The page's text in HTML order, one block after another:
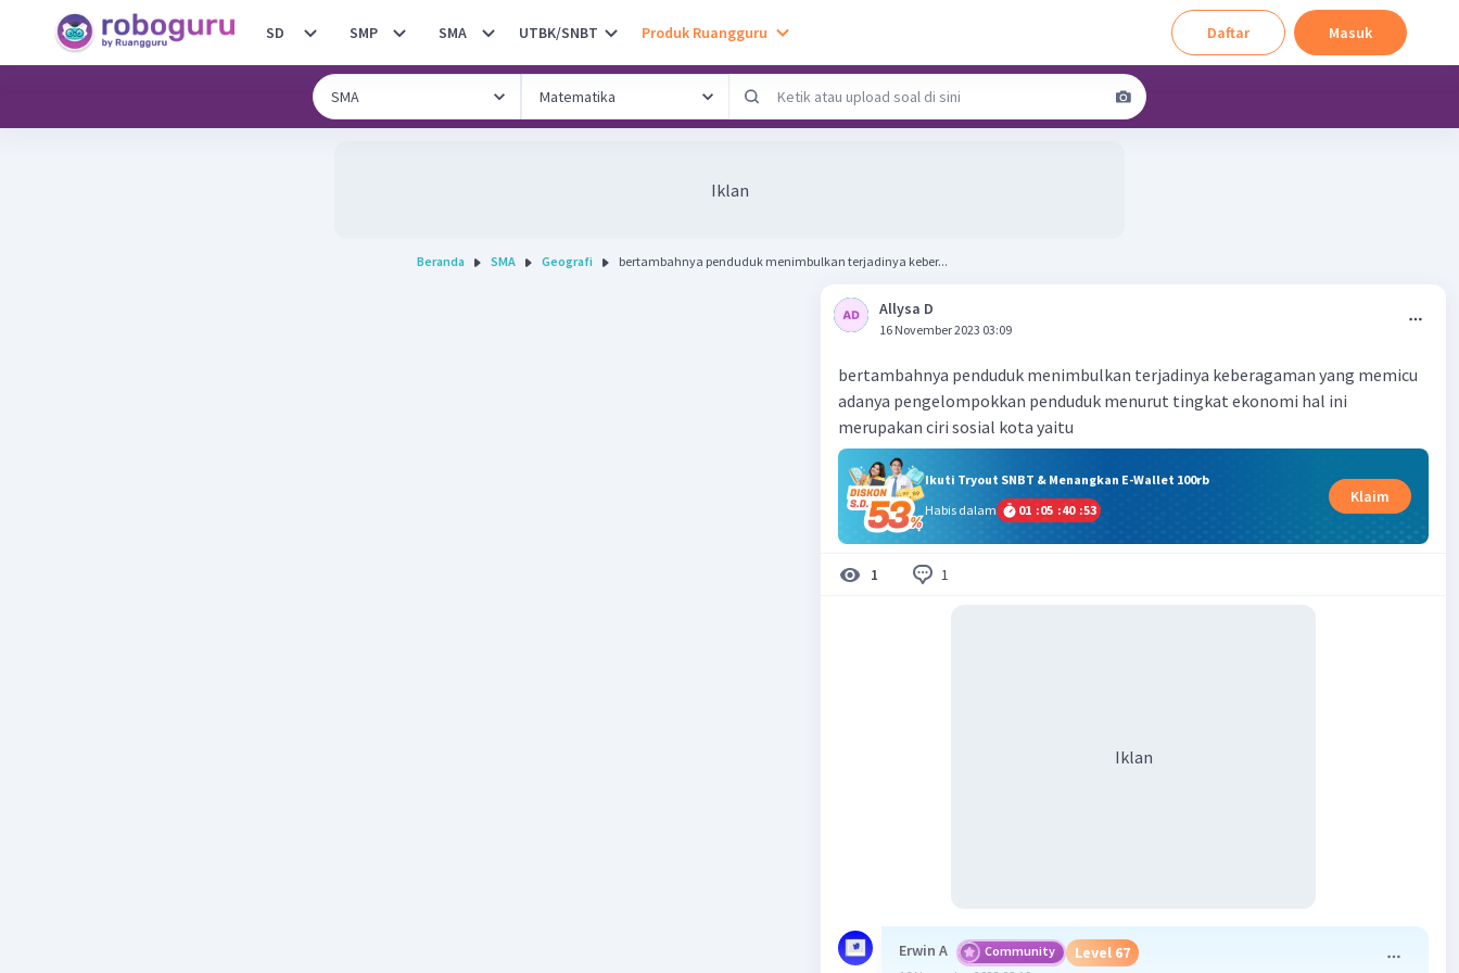
SD SMP SMA UTBK/SNBT Produk Ruangguru Daftar Masuk
Iklan
Beranda SMA Geografi bertambahnya penduduk menimbulkan terjadinya keber...
Allysa D
16 November 2023 03:09
bertambahnya penduduk menimbulkan terjadinya keberagaman yang memicu
adanya pengelompokkan penduduk menurut tingkat ekonomi hal ini
merupakan ciri sosial kota yaitu
Ikuti Tryout SNBT & Menangkan E-Wallet 100rb
Habis dalam
01 :05 :40 :53
Klaim
1 1
Iklan
Erwin A Community Level 67